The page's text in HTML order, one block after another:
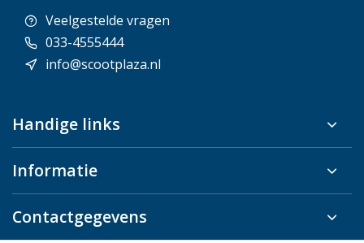
Veelgestelde vragen
033-4555444
info@scootplaza.nl
Handige links
Informatie
Contactgegevens